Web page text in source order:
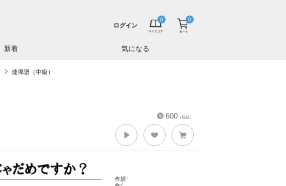
新着 気になる
ログイン
連弾譜（中級）
600 （税込）